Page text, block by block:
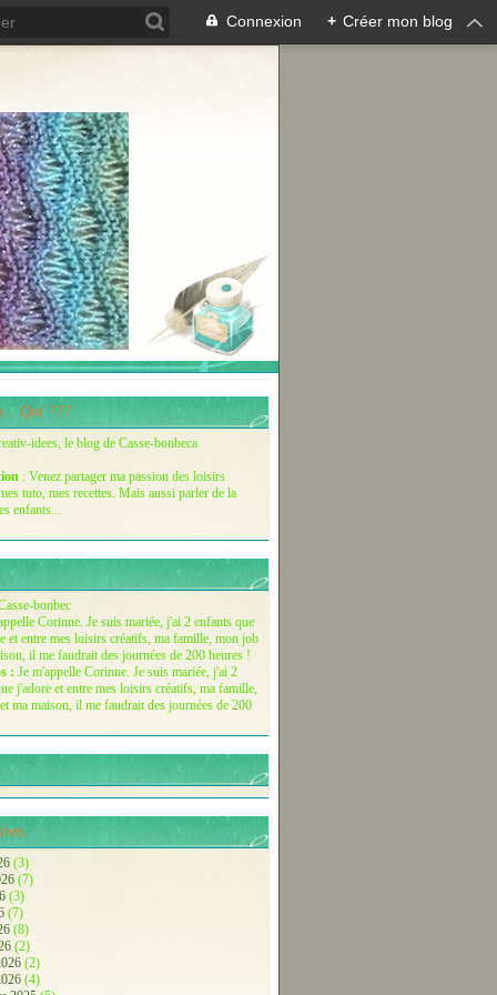
Connexion + Créer mon blog
Qui ???
idees, le blog de Casse-bonbeca
: Venez partager ma passion des loisirs
tuto, mes recettes. Mais aussi parler de la
enfants...
bonbec
: Je m'appelle Corinne. Je suis mariée, j'ai 2
j'adore et entre mes loisirs créatifs, ma famille,
ma maison, il me faudrait des journées de 200
(3)
(7)
(3)
(7)
(8)
(2)
(2)
(4)